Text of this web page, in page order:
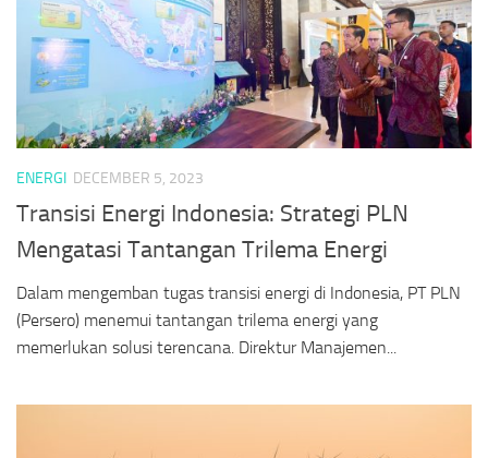
ENERGI DECEMBER 5, 2023
Transisi Energi Indonesia: Strategi PLN
Mengatasi Tantangan Trilema Energi
Dalam mengemban tugas transisi energi di Indonesia, PT PLN
(Persero) menemui tantangan trilema energi yang
memerlukan solusi terencana. Direktur Manajemen...